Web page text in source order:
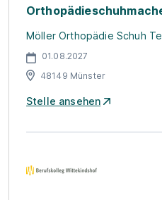
Möller Orthopädie Schuh
01.08.2027
48149 Münster
Stelle ansehen